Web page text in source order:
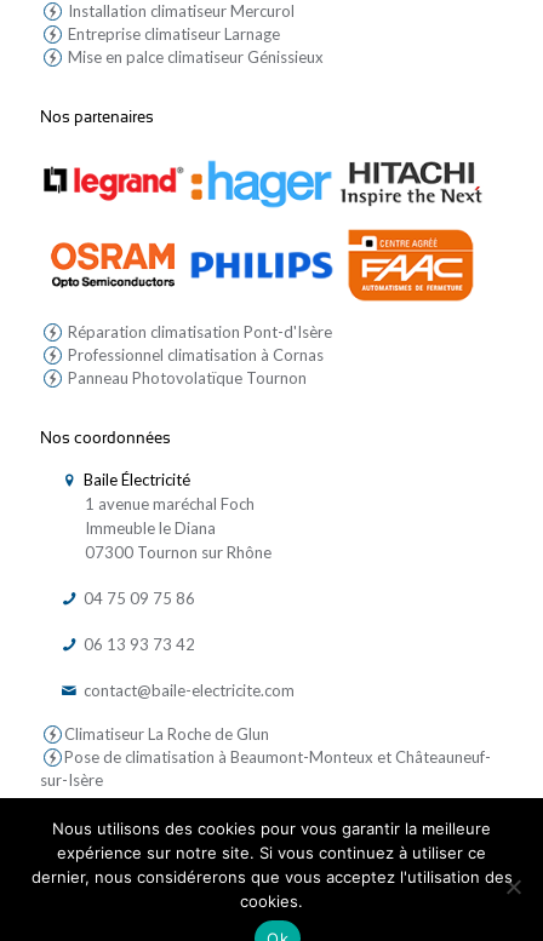
Installation climatiseur Mercurol
Entreprise climatiseur Larnage
Mise en palce climatiseur Génissieux
Nos partenaires
Réparation climatisation Pont-d'Isère
Professionnel climatisation à Cornas
Panneau Photovolatïque Tournon
Nos coordonnées
Baile Électricité
1 avenue maréchal Foch
Immeuble le Diana
07300 Tournon sur Rhône
04 75 09 75 86
06 13 93 73 42
contact@baile-electricite.com
Climatiseur La Roche de Glun
Pose de climatisation à Beaumont-Monteux et Châteauneuf-
sur-Isère
© 2019 Baile Electricite - Tous droits réservés | Réalisé par
Nous utilisons des cookies pour vous garantir la meilleure
expérience sur notre site. Si vous continuez à utiliser ce
dernier, nous considérerons que vous acceptez l'utilisation des
cookies.